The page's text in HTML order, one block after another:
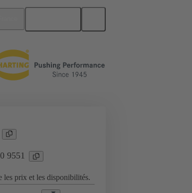
9551
les prix et les disponibilités.